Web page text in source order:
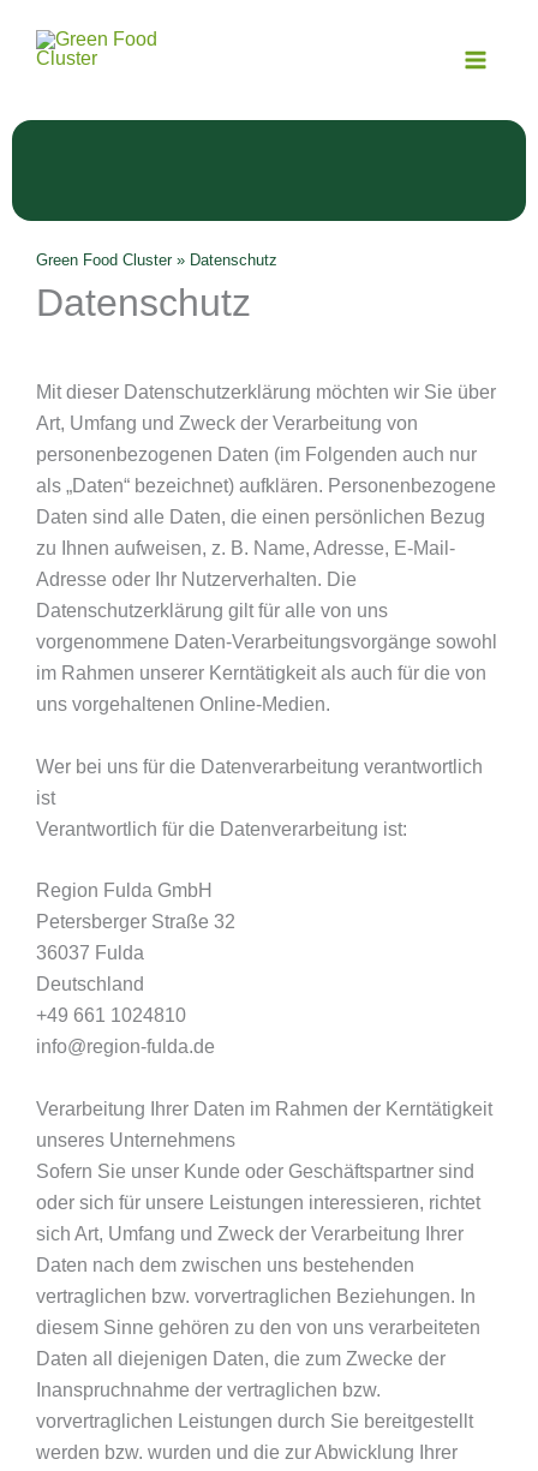
Inhalt
Green Food Cluster» Datenschutz
Datenschutz
Mit dieser Datenschutzerklärung möchten wir Sie über
Art, Umfang und Zweck der Verarbeitung von
personenbezogenen Daten (im Folgenden auch nur
als „Daten“ bezeichnet) aufklären. Personenbezogene
Daten sind alle Daten, die einen persönlichen Bezug
zu Ihnen aufweisen, z. B. Name, Adresse, E-Mail-
Adresse oder Ihr Nutzerverhalten. Die
Datenschutzerklärung gilt für alle von uns
vorgenommene Daten-Verarbeitungsvorgänge sowohl
im Rahmen unserer Kerntätigkeit als auch für die von
uns vorgehaltenen Online-Medien.
Wer bei uns für die Datenverarbeitung verantwortlich
ist
Verantwortlich für die Datenverarbeitung ist:
Region Fulda GmbH
Petersberger Straße 32
36037 Fulda
Deutschland
+49 661 1024810
info@region-fulda.de
Verarbeitung Ihrer Daten im Rahmen der Kerntätigkeit
unseres Unternehmens
Sofern Sie unser Kunde oder Geschäftspartner sind
oder sich für unsere Leistungen interessieren, richtet
sich Art, Umfang und Zweck der Verarbeitung Ihrer
Daten nach dem zwischen uns bestehenden
vertraglichen bzw. vorvertraglichen Beziehungen. In
diesem Sinne gehören zu den von uns verarbeiteten
Daten all diejenigen Daten, die zum Zwecke der
Inanspruchnahme der vertraglichen bzw.
vorvertraglichen Leistungen durch Sie bereitgestellt
werden bzw. wurden und die zur Abwicklung Ihrer